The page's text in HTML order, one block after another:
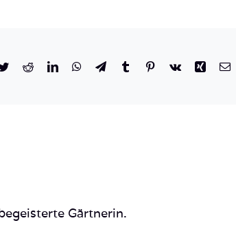
TwitterRedditLinkedInWhatsApp
TelegramTumblr Pinterest
Vk Xing E-
Gärtnerin.